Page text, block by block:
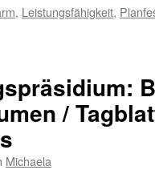
, Leistungsfähigkeit,
/
Michaela